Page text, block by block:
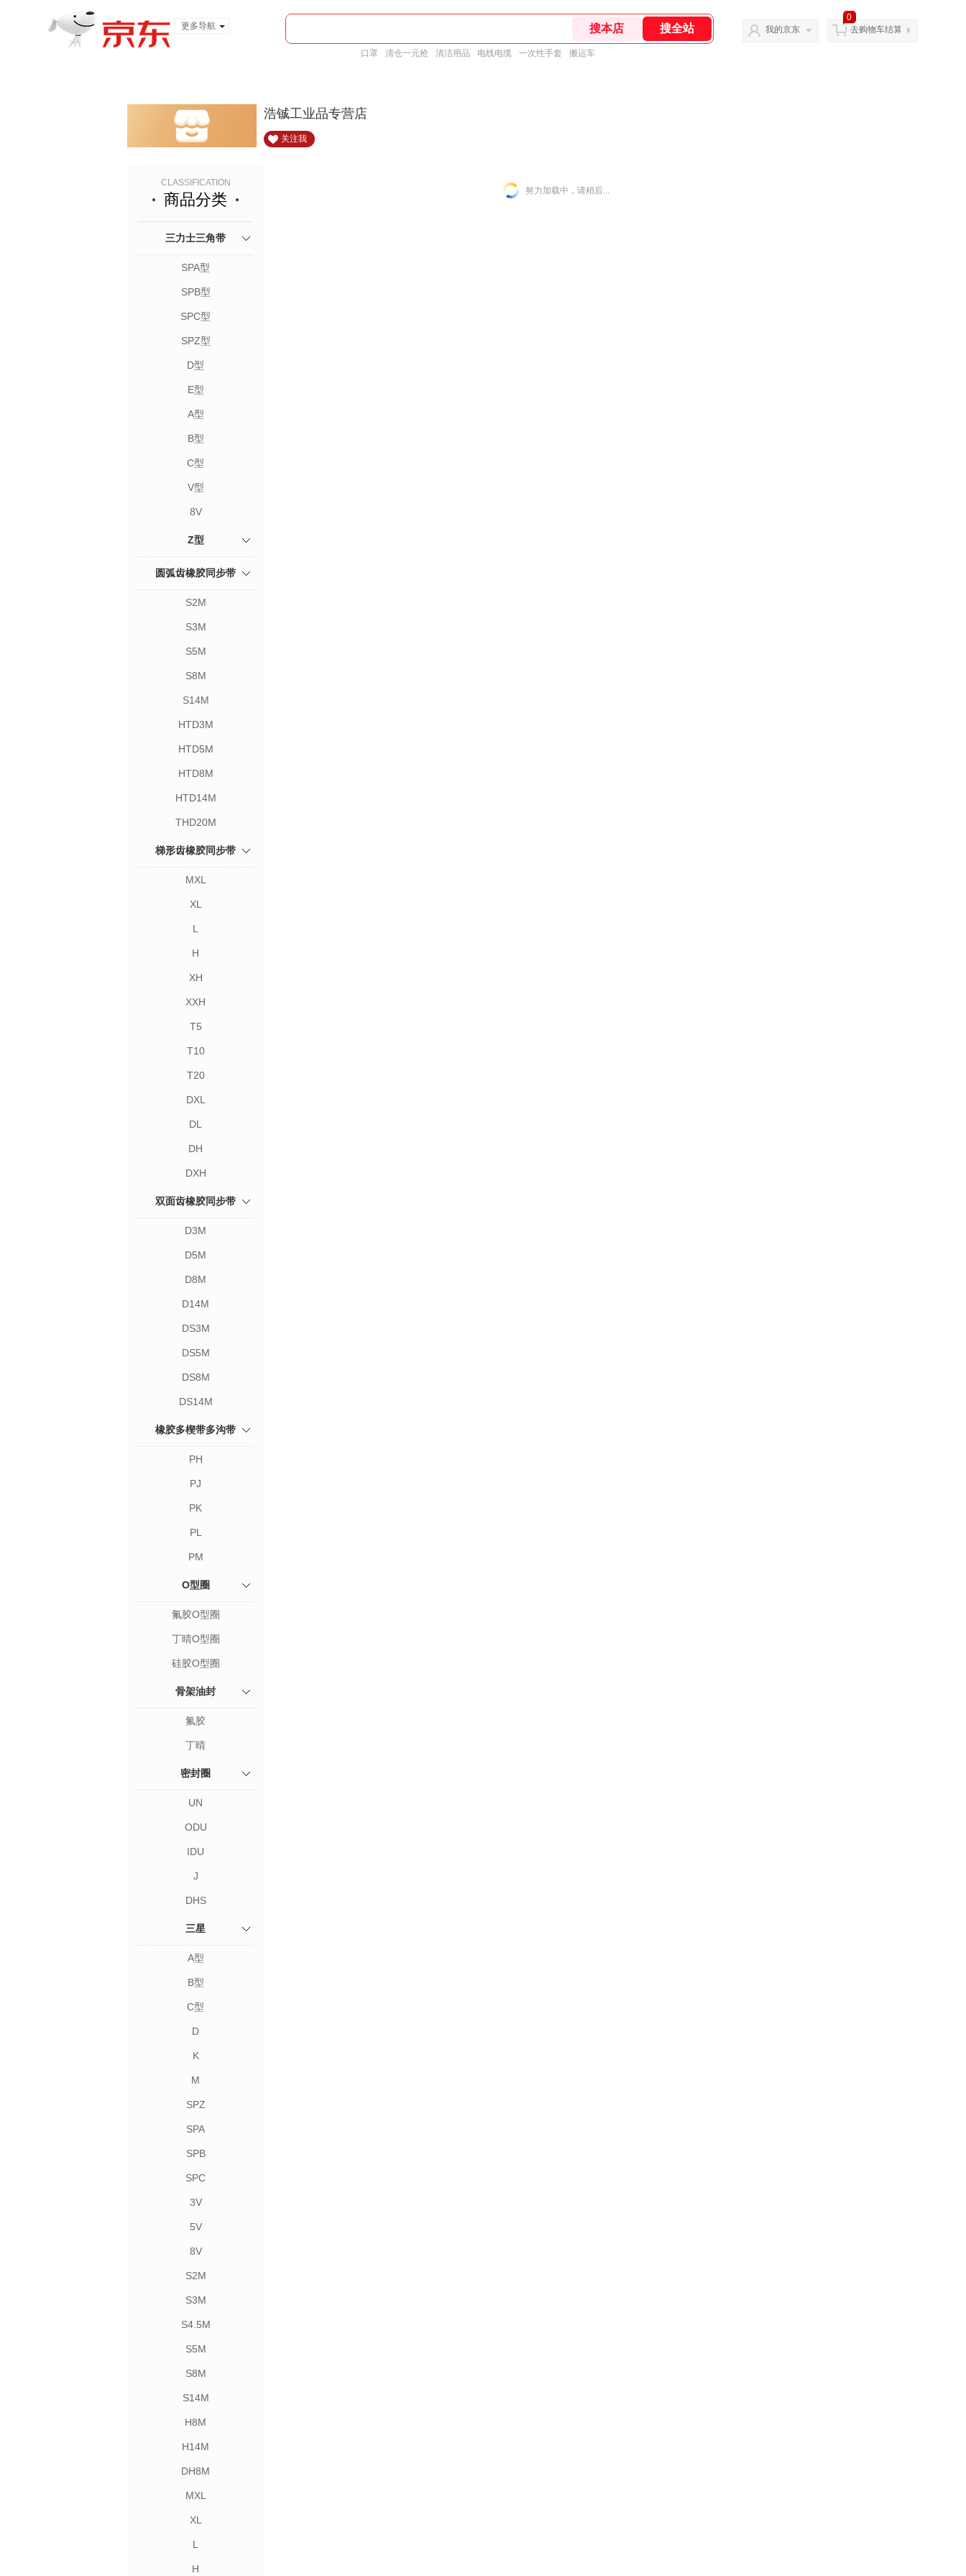
更多导航
口罩 清仓一元抢 清洁用品 电线电缆 一次性手套 搬运车
我的京东
0
去购物车结算
浩铖工业品专营店
关注我
CLASSIFICATION
商品分类
三力士三角带
SPA型
SPB型
SPC型
SPZ型
D型
E型
A型
B型
C型
V型
8V
Z型
圆弧齿橡胶同步带
S2M
S3M
S5M
S8M
S14M
HTD3M
HTD5M
HTD8M
HTD14M
THD20M
梯形齿橡胶同步带
MXL
XL
L
H
XH
XXH
T5
T10
T20
DXL
DL
DH
DXH
双面齿橡胶同步带
D3M
D5M
D8M
D14M
DS3M
DS5M
DS8M
DS14M
橡胶多楔带多沟带
PH
PJ
PK
PL
PM
O型圈
氟胶O型圈
丁晴O型圈
硅胶O型圈
骨架油封
氟胶
丁晴
密封圈
UN
ODU
IDU
J
DHS
三星
A型
B型
C型
D
K
M
SPZ
SPA
SPB
SPC
3V
5V
8V
S2M
S3M
S4.5M
S5M
S8M
S14M
H8M
H14M
DH8M
MXL
XL
L
H
努力加载中，请稍后...